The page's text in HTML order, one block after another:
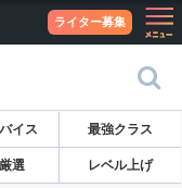
ライター募集
イス 最強クラス
選 レベル上げ